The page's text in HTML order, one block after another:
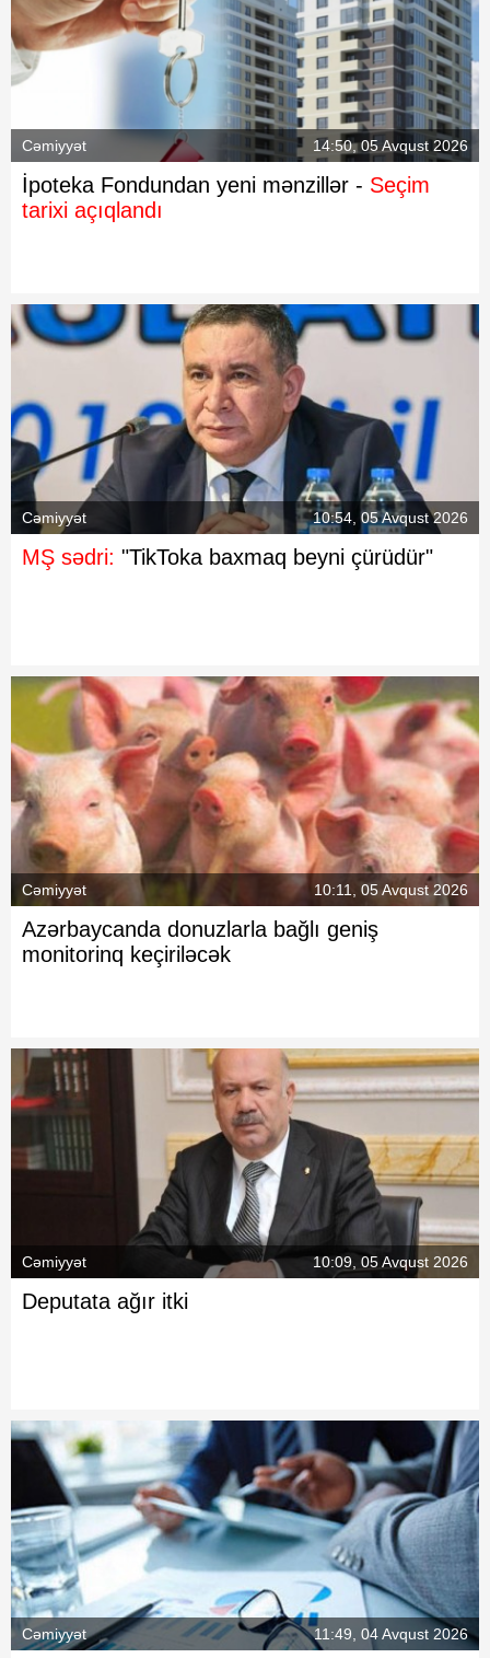
Cəmiyyət 14:50, 05 Avqust 2026
İpoteka Fondundan yeni mənzillər - Seçim
tarixi açıqlandı
Cəmiyyət 10:54, 05 Avqust 2026
MŞ sədri: "TikToka baxmaq beyni çürüdür"
Cəmiyyət 10:11, 05 Avqust 2026
Azərbaycanda donuzlarla bağlı geniş
monitorinq keçiriləcək
Cəmiyyət 10:09, 05 Avqust 2026
Deputata ağır itki
Cəmiyyət 11:49, 04 Avqust 2026